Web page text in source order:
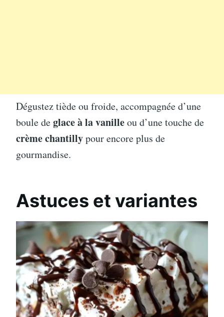
Dégustez tiède ou froide, accompagnée d’une
boule deglace à la vanilleou d’une touche de
crème chantillypour encore plus de
gourmandise.
Astuces et variantes